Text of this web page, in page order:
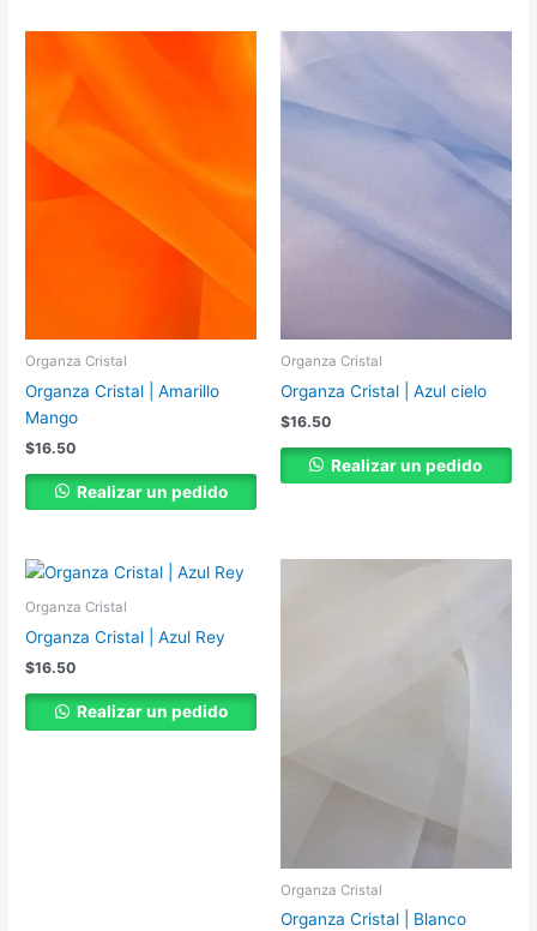
Organza Cristal
Organza Cristal | Amarillo
Mango
$16.50
Realizar un pedido
Organza Cristal
Organza Cristal | Azul cielo
$16.50
Realizar un pedido
Organza Cristal
Organza Cristal | Azul Rey
$16.50
Realizar un pedido
Organza Cristal
Organza Cristal | Blanco